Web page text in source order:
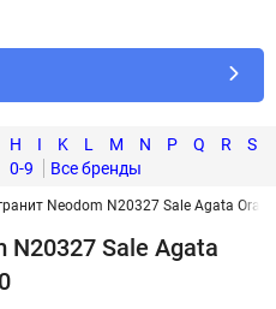
H I K L M N P Q R
S
0-9
Neodom N20327 Sale Agata
N20327 Sale Agata